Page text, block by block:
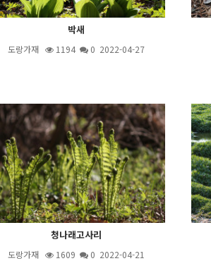
박새
도랑가재 1194 0 2022-04-27
청나래고사리
도랑가재 1609 0 2022-04-21